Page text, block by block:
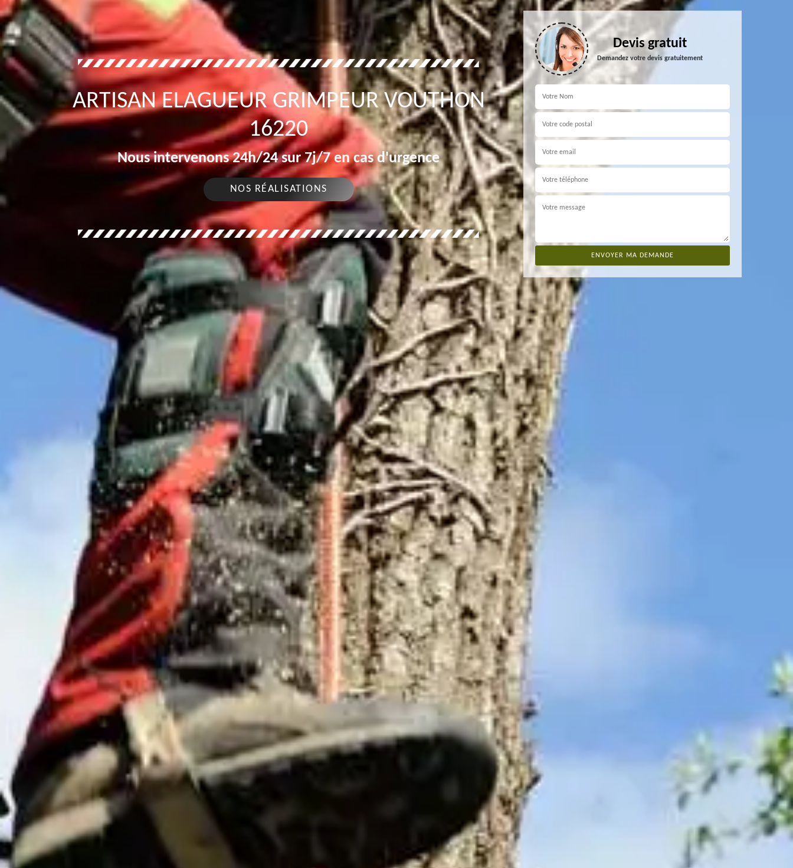
ARTISAN ELAGUEUR GRIMPEUR VOUTHON
16220
Nous intervenons 24h/24 sur 7j/7 en cas d'urgence
NOS RÉALISATIONS
Devis gratuit
Demandez votre devis gratuitement